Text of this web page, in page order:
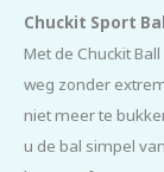
Chuckit Sport
Met de Chuckit
weg zonder
niet meer te
u de bal simpel